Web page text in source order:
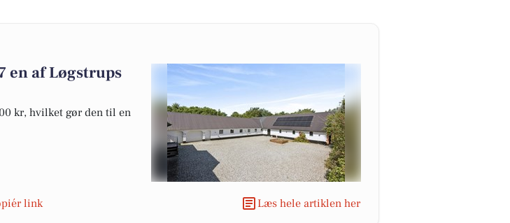
en af Løgstrups
kr, hvilket gør den til en
link Læs hele artiklen her